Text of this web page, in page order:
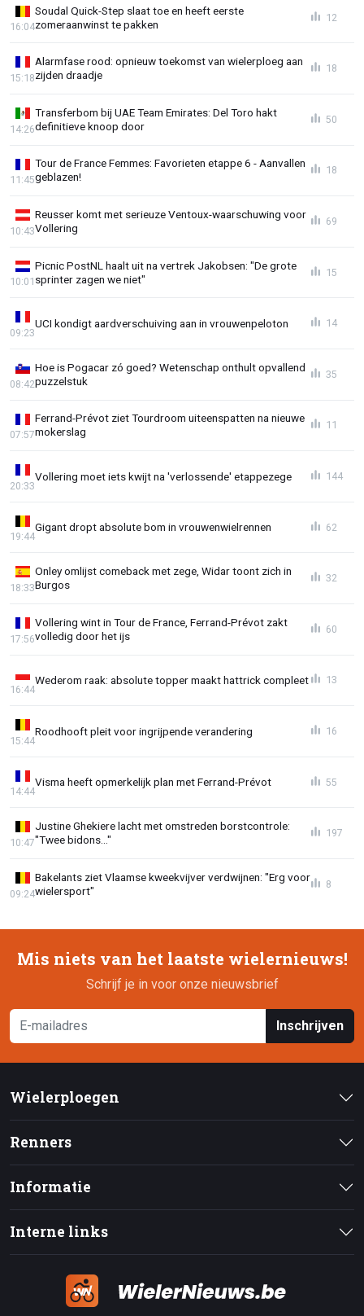
Soudal Quick-Step slaat toe en heeft eerste
zomeraanwinst te pakken
16:04
12
Alarmfase rood: opnieuw toekomst van wielerploeg aan
zijden draadje
15:18
18
Transferbom bij UAE Team Emirates: Del Toro hakt
definitieve knoop door
14:26
50
Tour de France Femmes: Favorieten etappe 6 - Aanvallen
geblazen!
11:45
18
Reusser komt met serieuze Ventoux-waarschuwing voor
Vollering
10:43
69
Picnic PostNL haalt uit na vertrek Jakobsen: "De grote
sprinter zagen we niet"
10:01
15
UCI kondigt aardverschuiving aan in vrouwenpeloton
09:23
14
Hoe is Pogacar zó goed? Wetenschap onthult opvallend
puzzelstuk
08:42
35
Ferrand-Prévot ziet Tourdroom uiteenspatten na nieuwe
mokerslag
07:57
11
Vollering moet iets kwijt na 'verlossende' etappezege
20:33
144
Gigant dropt absolute bom in vrouwenwielrennen
19:44
62
Onley omlijst comeback met zege, Widar toont zich in
Burgos
18:33
32
Vollering wint in Tour de France, Ferrand-Prévot zakt
volledig door het ijs
17:56
60
Wederom raak: absolute topper maakt hattrick compleet
16:44
13
Roodhooft pleit voor ingrijpende verandering
15:44
16
Visma heeft opmerkelijk plan met Ferrand-Prévot
14:44
55
Justine Ghekiere lacht met omstreden borstcontrole:
"Twee bidons..."
10:47
197
Bakelants ziet Vlaamse kweekvijver verdwijnen: "Erg voor
wielersport"
09:24
8
Mis niets van het laatste wielernieuws!
Schrijf je in voor onze nieuwsbrief
Inschrijven
Wielerploegen
Renners
Informatie
Interne links